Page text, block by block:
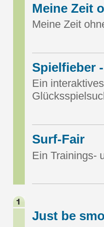
Meine Zeit
Meine Zeit
Spielfieber
Ein
Surf-Fair
Ein Trainings-
Just be